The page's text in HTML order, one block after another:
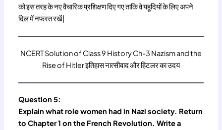
को इस तरह के नए वैचारिक प्रशिक्षण दिए गए ताकि वे यहूदियों के लिए अपने
दिल में नफरत रखें|
NCERT Solution of Class 9 History Ch-3 Nazism and the
Rise of Hitler इतिहास नात्सीवाद और हिटलर का उदय
Question 5:
Explain what role women had in Nazi society. Return
to Chapter 1 on the French Revolution. Write a